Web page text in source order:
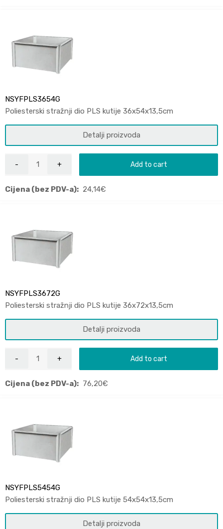
NSYFPLS3654G
Poliesterski stražnji dio PLS kutije 36x54x13,5cm
Detalji proizvoda
Add to cart
Cijena (bez PDV-a): 24,14€
NSYFPLS3672G
Poliesterski stražnji dio PLS kutije 36x72x13,5cm
Detalji proizvoda
Add to cart
Cijena (bez PDV-a): 76,20€
NSYFPLS5454G
Poliesterski stražnji dio PLS kutije 54x54x13,5cm
Detalji proizvoda